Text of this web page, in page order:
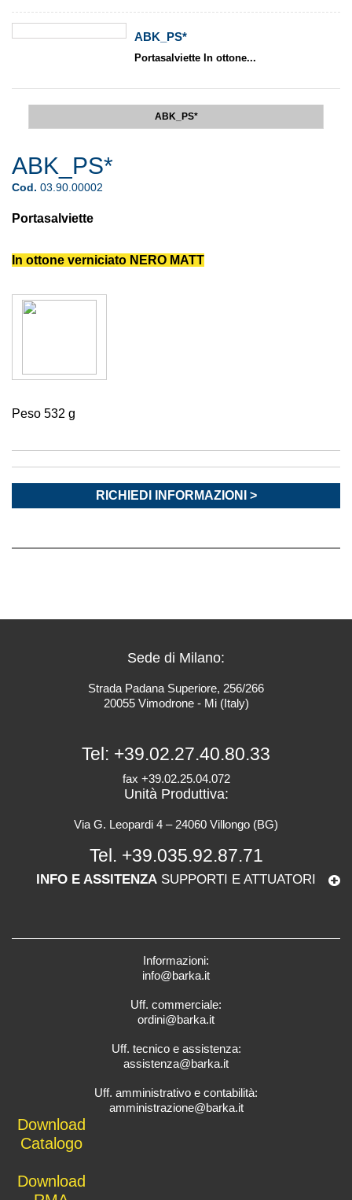
ABK_PS*
Portasalviette In ottone...
ABK_PS*
ABK_PS*
Cod. 03.90.00002
Portasalviette
In ottone verniciato NERO MATT
Peso 532 g
RICHIEDI INFORMAZIONI >
Sede di Milano:
Strada Padana Superiore, 256/266
20055 Vimodrone - Mi (Italy)
Tel: +39.02.27.40.80.33
fax +39.02.25.04.072
Unità Produttiva:
Via G. Leopardi 4 – 24060 Villongo (BG)
Tel. +39.035.92.87.71
INFO E ASSITENZA SUPPORTI E ATTUATORI
Informazioni:
info@barka.it
Uff. commerciale:
ordini@barka.it
Uff. tecnico e assistenza:
assistenza@barka.it
Uff. amministrativo e contabilità:
amministrazione@barka.it
Download
Catalogo
Download